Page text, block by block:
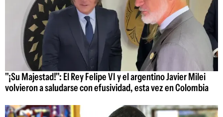
"¡Su Majestad!": El Rey Felipe VI y el argentino Javier Milei
volvieron a saludarse con efusividad, esta vez en Colombia